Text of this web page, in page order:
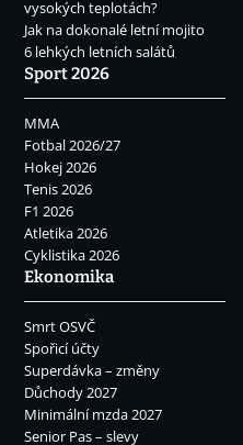
vysokých teplotách?
Jak na dokonalé letní mojito
6 lehkých letních salátů
Sport 2026
MMA
Fotbal 2026/27
Hokej 2026
Tenis 2026
F1 2026
Atletika 2026
Cyklistika 2026
Ekonomika
Smrt OSVČ
Spořicí účty
Superdávka – změny
Důchody 2027
Minimální mzda 2027
Senior Pas – slevy